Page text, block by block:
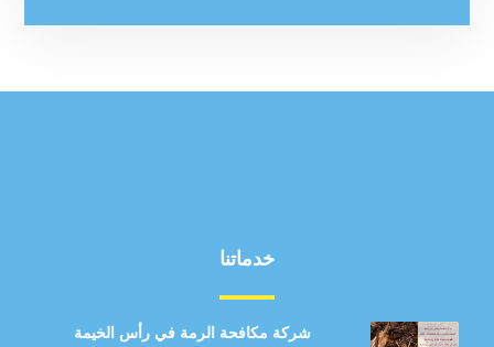
خدماتنا
شركة مكافحة الرمة في رأس الخيمة